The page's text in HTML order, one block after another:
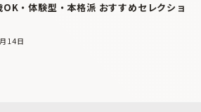
OK・体験型・本格派 おすすめセレクショ
14日